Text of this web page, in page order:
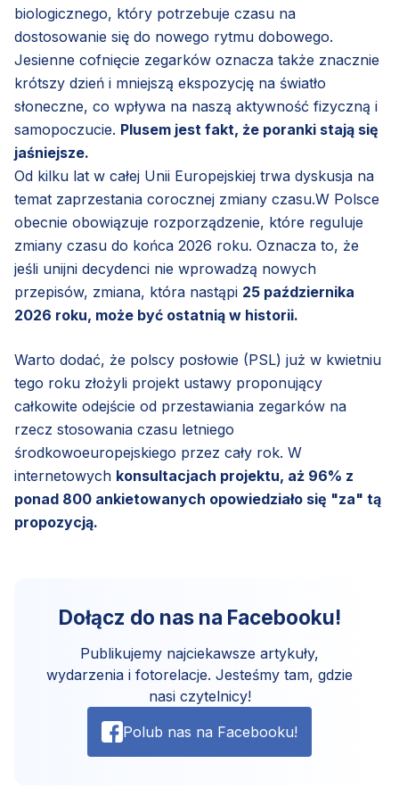
biologicznego, który potrzebuje czasu na
dostosowanie się do nowego rytmu dobowego.
Jesienne cofnięcie zegarków oznacza także znacznie
krótszy dzień i mniejszą ekspozycję na światło
słoneczne, co wpływa na naszą aktywność fizyczną i
samopoczucie. Plusem jest fakt, że poranki stają się
jaśniejsze.
Od kilku lat w całej Unii Europejskiej trwa dyskusja na
temat zaprzestania corocznej zmiany czasu.W Polsce
obecnie obowiązuje rozporządzenie, które reguluje
zmiany czasu do końca 2026 roku. Oznacza to, że
jeśli unijni decydenci nie wprowadzą nowych
przepisów, zmiana, która nastąpi 25 października
2026 roku, może być ostatnią w historii.
Warto dodać, że polscy posłowie (PSL) już w kwietniu
tego roku złożyli projekt ustawy proponujący
całkowite odejście od przestawiania zegarków na
rzecz stosowania czasu letniego
środkowoeuropejskiego przez cały rok. W
internetowych konsultacjach projektu, aż 96% z
ponad 800 ankietowanych opowiedziało się "za" tą
propozycją.
Dołącz do nas na Facebooku!
Publikujemy najciekawsze artykuły,
wydarzenia i fotorelacje. Jesteśmy tam, gdzie
nasi czytelnicy!
Polub nas na Facebooku!